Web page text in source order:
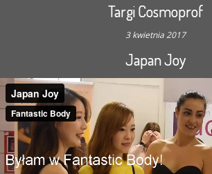
Targi Cosmoprof
3 kwietnia 2017
Japan Joy